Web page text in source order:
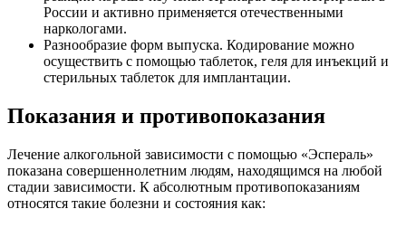
России и активно применяется отечественными
наркологами.
Разнообразие форм выпуска. Кодирование можно
осуществить с помощью таблеток, геля для инъекций и
стерильных таблеток для имплантации.
Показания и противопоказания
Лечение алкогольной зависимости с помощью «Эспераль»
показана совершеннолетним людям, находящимся на любой
стадии зависимости. К абсолютным противопоказаниям
относятся такие болезни и состояния как: